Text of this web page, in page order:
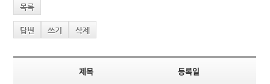
목록
답변 쓰기 삭제
제목 등록일